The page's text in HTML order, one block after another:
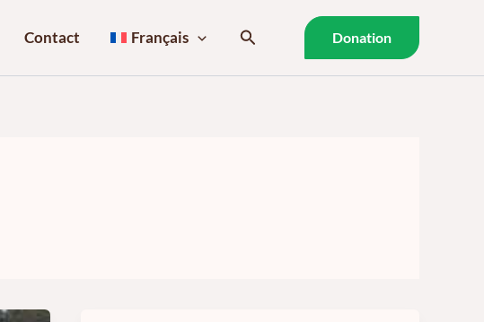
Contact Français Rechercher Donation